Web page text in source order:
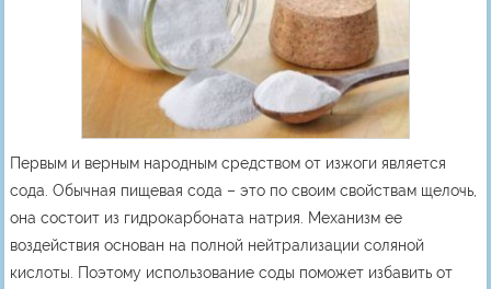
Первым и верным народным средством от изжоги является
сода. Обычная пищевая сода – это по своим свойствам щелочь,
она состоит из гидрокарбоната натрия. Механизм ее
воздействия основан на полной нейтрализации соляной
кислоты. Поэтому использование соды поможет избавить от